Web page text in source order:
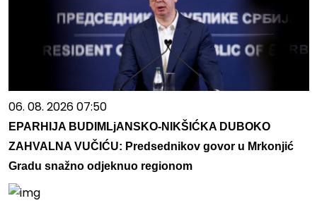
06. 08. 2026 07:50
EPARHIJA BUDIMLjANSKO-NIKŠIĆKA DUBOKO
ZAHVALNA VUČIĆU: Predsednikov govor u Mrkonjić
Gradu snažno odjeknuo regionom